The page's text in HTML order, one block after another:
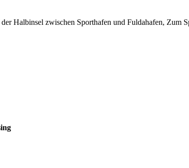
Halbinsel zwischen Sporthafen und Fuldahafen, Zum